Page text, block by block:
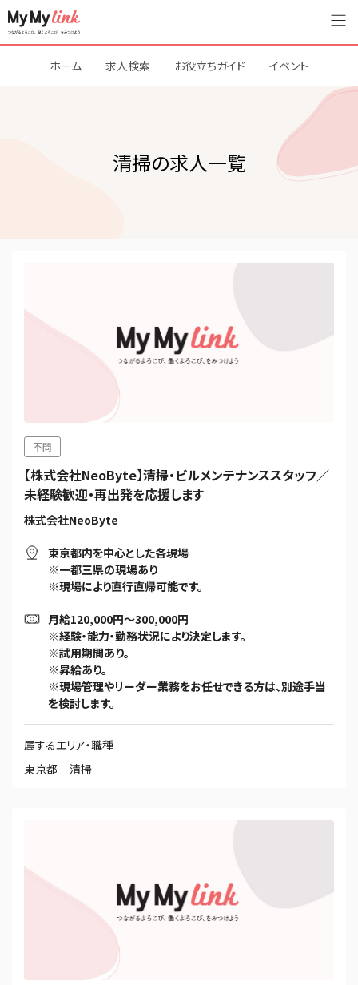
ホーム 求人検索 お役立ちガイド イベント
清掃の求人一覧
不問
【株式会社NeoByte】清掃・ビルメンテナンススタッフ／
未経験歓迎・再出発を応援します
株式会社NeoByte
東京都内を中心とした各現場
※一都三県の現場あり
※現場により直行直帰可能です。
月給120,000円〜300,000円
※経験・能力・勤務状況により決定します。
※試用期間あり。
※昇給あり。
※現場管理やリーダー業務をお任せできる方は、別途手当
を検討します。
属するエリア・職種
東京都
清掃